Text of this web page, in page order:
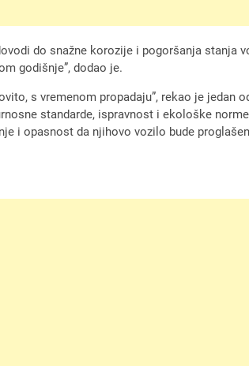
do snažne korozije i pogoršanja stanja
godišnje”, dodao je.
s vremenom propadaju”, rekao je jedan
standarde, ispravnost i ekološke
i opasnost da njihovo vozilo bude